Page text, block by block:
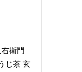
衛門
じ茶 玄